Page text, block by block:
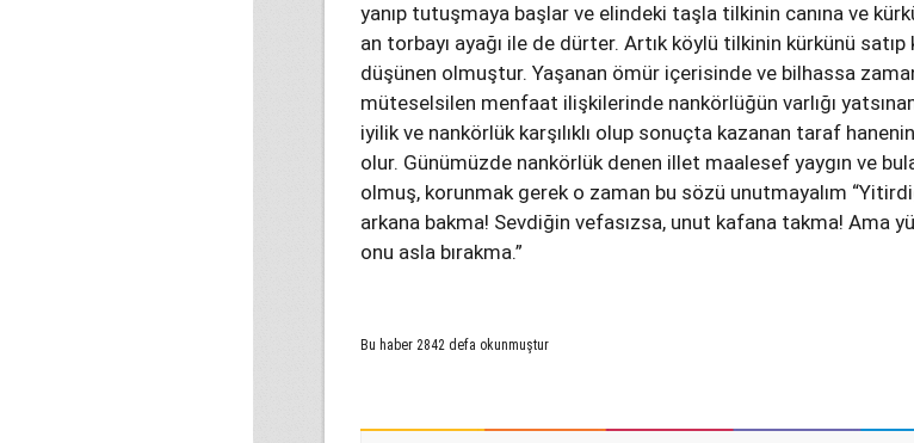
yanıp tutuşmaya başlar ve elindeki taşla tilkinin canına ve
an torbayı ayağı ile de dürter. Artık köylü tilkinin kürkünü satıp
düşünen olmuştur. Yaşanan ömür içerisinde ve bilhassa
müteselsilen menfaat ilişkilerinde nankörlüğün varlığı
iyilik ve nankörlük karşılıklı olup sonuçta kazanan taraf
olur. Günümüzde nankörlük denen illet maalesef yaygın ve
olmuş, korunmak gerek o zaman bu sözü unutmayalım
arkana bakma! Sevdiğin vefasızsa, unut kafana takma! Ama
onu asla bırakma.”
Bu haber 2842 defa okunmuştur